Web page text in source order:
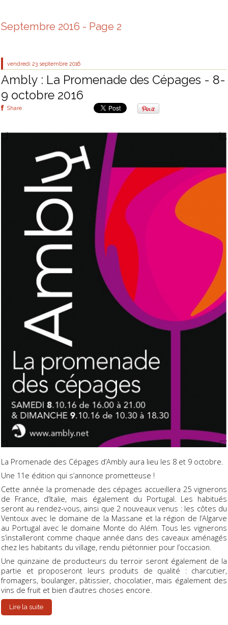
Septembre 2016 - Page 2
vendredi 23 septembre 2016
Ambly : La Promenade des Cépages - 8-
9 octobre 2016
Share
La Promenade des Cépages d’Ambly aura lieu les 8 et 9 octobre.
Une 11e édition qui s’annonce prometteuse !
Cette année la promenade des cépages accueillera 25 vignerons
de France, d’Italie, mais également du Portugal. Les habitués
seront au rendez-vous, ainsi que 2 nouveaux venus : les côtes du
Ventoux avec le domaine de la Massane et la région de l’Algarve
au Portugal avec le domaine Monte do Além. Tous les vignerons
s’installeront comme chaque année dans des caveaux aménagés
chez les habitants du village, rendu piétonnier pour l’occasion.
Une quinzaine de producteurs du terroir seront également de la
partie et proposeront leurs produits de qualité : charcutier,
fromagers, boulanger, pâtissier, chocolatier, mais également des
vins de fruit et bien d’autres choses encore.
Lire la suite